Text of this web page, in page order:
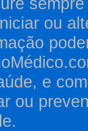
ou
e
ou